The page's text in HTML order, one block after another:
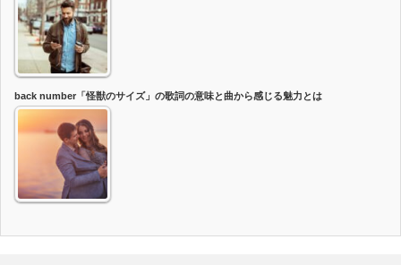
back number「怪獣のサイズ」の歌詞の意味と曲から感じる魅力とは